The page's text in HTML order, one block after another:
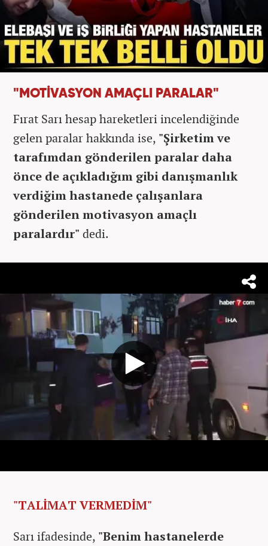
"MOTİVASYON AMAÇLI PARALAR"
Fırat Sarı hesap hareketleri incelendiğinde
gelen paralar hakkında ise, "Şirketim ve
tarafımdan gönderilen paralar daha
önce de açıkladığım gibi danışmanlık
verdiğim hastanede çalışanlara
gönderilen motivasyon amaçlı
paralardır" dedi.
"TALİMAT VERMEDİM"
Sarı ifadesinde, "Benim hastanelerde